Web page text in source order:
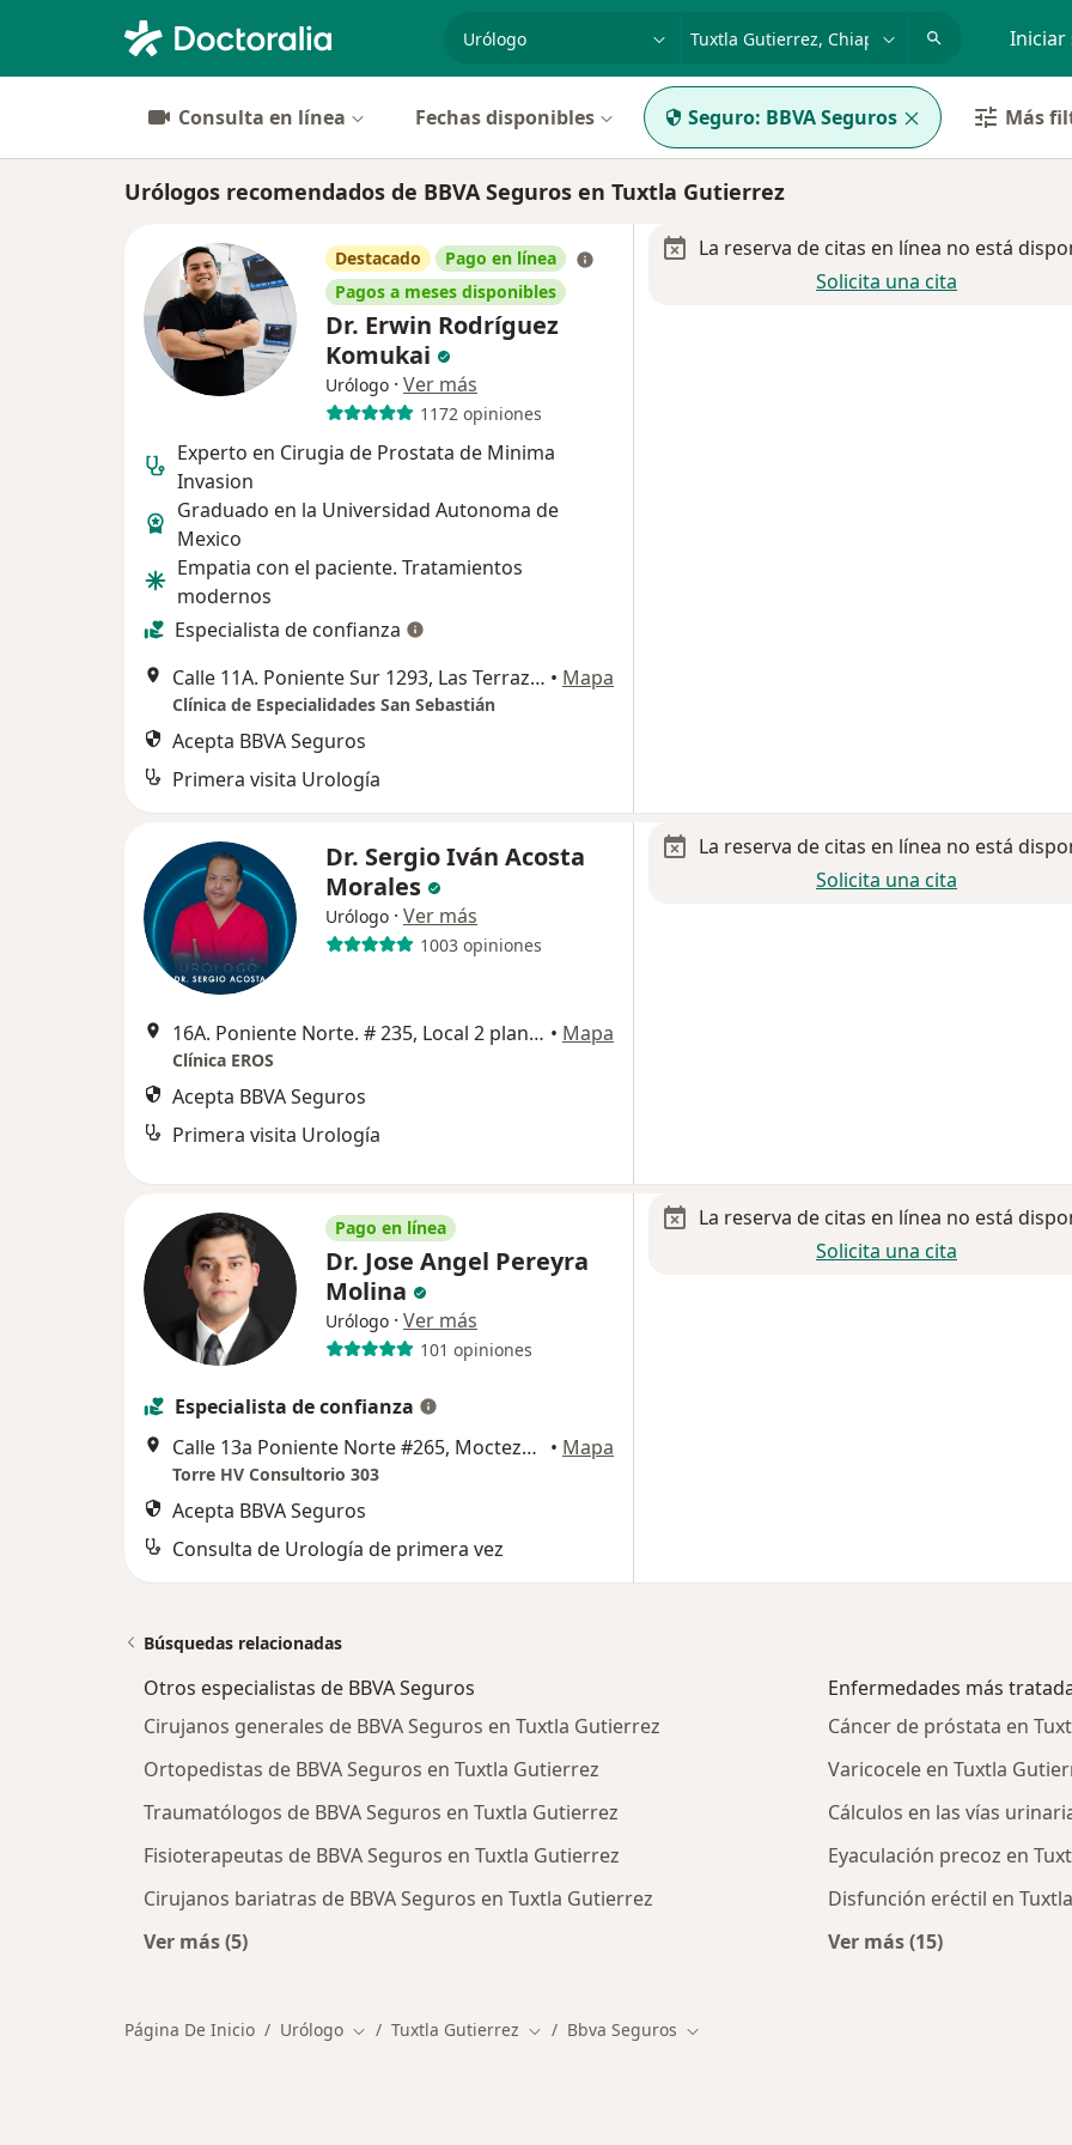
especialidad, enfermedad o nombre Iniciar
Consulta en línea Fechas disponibles Seguro: BBVA Seguros Más
Urólogos recomendados de BBVA Seguros en Tuxtla Gutierrez
Destacado
Pago en línea
Pagos a meses disponibles
Dr. Erwin Rodríguez
Komukai
Urólogo · Ver más
1172 opiniones
Experto en Cirugia de Prostata de Minima
Invasion
Graduado en la Universidad Autonoma de
Mexico
Empatia con el paciente. Tratamientos
modernos
Especialista de confianza
Calle 11A. Poniente Sur 1293, Las Terrazas, Tuxtla Gutierrez • Mapa
Clínica de Especialidades San Sebastián
Acepta BBVA Seguros
Primera visita Urología
La reserva de citas en línea no está
Solicita una cita
Dr. Sergio Iván Acosta
Morales
Urólogo · Ver más
1003 opiniones
16A. Poniente Norte. # 235, Local 2 planta baja Plaza Arboria Fracc. Las Arboledas., Tuxtla Gutierrez • Mapa
Clínica EROS
Acepta BBVA Seguros
Primera visita Urología
La reserva de citas en línea no está
Solicita una cita
Pago en línea
Dr. Jose Angel Pereyra
Molina
Urólogo · Ver más
101 opiniones
Especialista de confianza
Calle 13a Poniente Norte #265, Moctezuma., Tuxtla Gutierrez • Mapa
Torre HV Consultorio 303
Acepta BBVA Seguros
Consulta de Urología de primera vez
La reserva de citas en línea no está
Solicita una cita
Búsquedas relacionadas
Otros especialistas de BBVA Seguros
Cirujanos generales de BBVA Seguros en Tuxtla Gutierrez
Ortopedistas de BBVA Seguros en Tuxtla Gutierrez
Traumatólogos de BBVA Seguros en Tuxtla Gutierrez
Fisioterapeutas de BBVA Seguros en Tuxtla Gutierrez
Cirujanos bariatras de BBVA Seguros en Tuxtla Gutierrez
Ver más (5)
Enfermedades más
Cáncer de próstata en
Varicocele en Tuxtla
Cálculos en las vías
Eyaculación precoz en
Disfunción eréctil en
Ver más (15)
Página De Inicio Urólogo Cambiar de ciudad
Tuxtla Gutierrez Cambiar de ciudad
Bbva Seguros Cambiar de ciudad